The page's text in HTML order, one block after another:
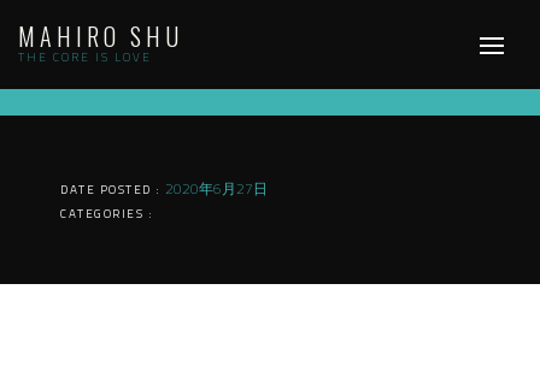
content
MAHIRO SHU
THE CORE IS LOVE
DATE POSTED : 2020年6月27日
CATEGORIES :